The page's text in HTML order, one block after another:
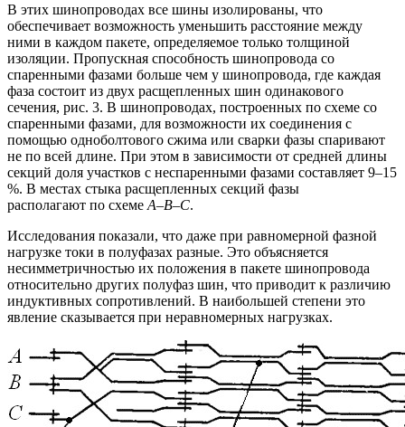
В этих шинопроводах все шины изолированы, что
обеспечивает возможность уменьшить расстояние между
ними в каждом пакете, определяемое только толщиной
изоляции. Пропускная способность шинопровода со
спаренными фазами больше чем у шинопровода, где каждая
фаза состоит из двух расщепленных шин одинакового
сечения, рис. 3. В шинопроводах, построенных по схеме со
спаренными фазами, для возможности их соединения с
помощью одноболтового сжима или сварки фазы спаривают
не по всей длине. При этом в зависимости от средней длины
секций доля участков с неспаренными фазами составляет 9–15
%. В местах стыка расщепленных секций фазы
располагают по схеме А–В–С.
Исследования показали, что даже при равномерной фазной
нагрузке токи в полуфазах разные. Это объясняется
несимметричностью их положения в пакете шинопровода
относительно других полуфаз шин, что приводит к различию
индуктивных сопротивлений. В наибольшей степени это
явление сказывается при неравномерных нагрузках.